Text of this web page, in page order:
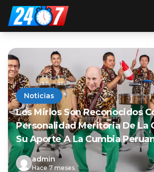
Noticias
Los Mirlos Son Reconocidos
Personalidad Meritoria De La
Su Aporte A La Cumbia
admin
Hace 7 meses